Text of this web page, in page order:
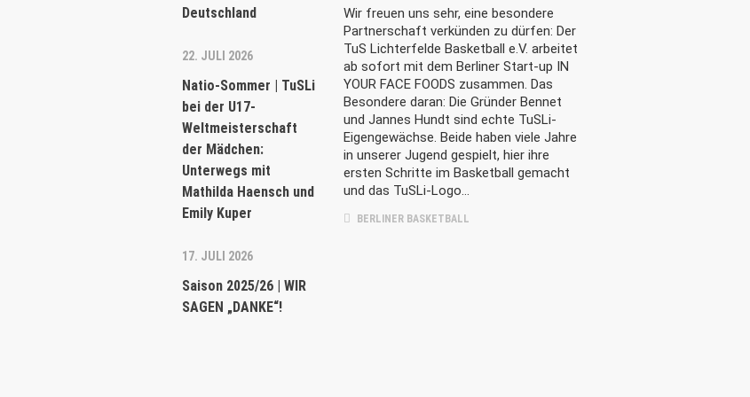
Wir freuen uns sehr, eine besondere
Partnerschaft verkünden zu dürfen: Der
TuS Lichterfelde Basketball e.V. arbeitet
ab sofort mit dem Berliner Start-up IN
YOUR FACE FOODS zusammen. Das
Besondere daran: Die Gründer Bennet
und Jannes Hundt sind echte TuSLi-
Eigengewächse. Beide haben viele Jahre
in unserer Jugend gespielt, hier ihre
ersten Schritte im Basketball gemacht
und das TuSLi-Logo…
BERLINER BASKETBALL
Deutschland
22. JULI 2026
Natio-Sommer | TuSLi
bei der U17-
Weltmeisterschaft
der Mädchen:
Unterwegs mit
Mathilda Haensch und
Emily Kuper
17. JULI 2026
Saison 2025/26 | WIR
SAGEN „DANKE“!
Der Lichterfelder Basketball ist seit jeher
geprägt durch eine intensive und breit
angelegte Nachwuchs­arbeit, die für
einen Teil der Spielerinnen und Spieler in
anderen Teil zu einem abwechslungs­
reichen Freizeitsport wird. [ MEHR]
AKTUELLES
Natio-Sommer | Von den TuSLi-
Minis bis zum Natiospieler: Noah
29. JULI 2026